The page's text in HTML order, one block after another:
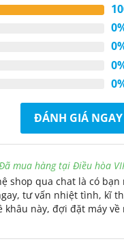
ĐÁNH GIÁ NGAY
mua hàng tại Điều hòa
shop qua chat là có
tư vấn nhiệt tình, kĩ
khâu này, đợi đặt máy